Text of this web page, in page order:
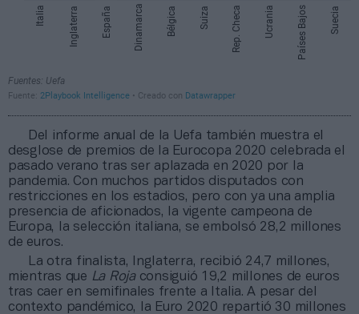
Del informe anual de la Uefa también muestra el
desglose de premios de la Eurocopa 2020 celebrada el
pasado verano tras ser aplazada en 2020 por la
pandemia. Con muchos partidos disputados con
restricciones en los estadios, pero con ya una amplia
presencia de aficionados, la vigente campeona de
Europa, la selección italiana, se embolsó 28,2 millones
de euros.
La otra finalista, Inglaterra, recibió 24,7 millones,
mientras que La Roja consiguió 19,2 millones de euros
tras caer en semifinales frente a Italia. A pesar del
contexto pandémico, la Euro 2020 repartió 30 millones